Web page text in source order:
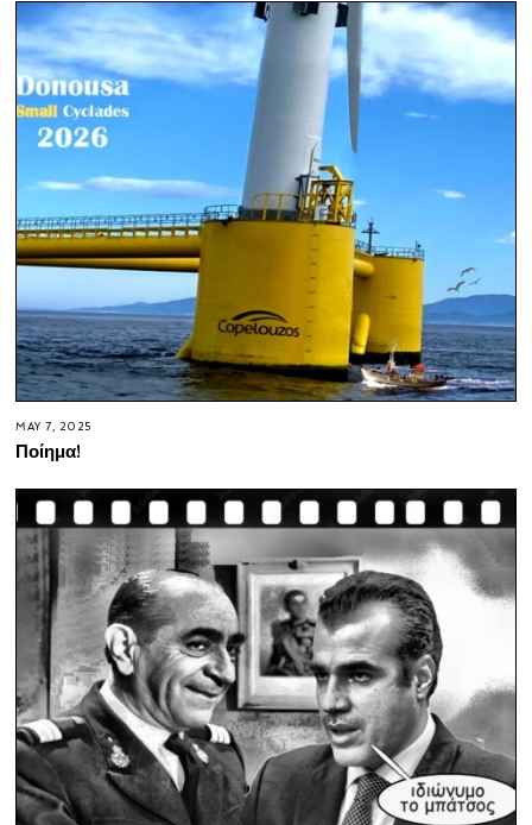
MAY 7, 2025
Ποίημα!